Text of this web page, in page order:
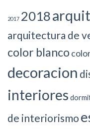
2017 2018
arquitectura de
color blanco
decoracion
interiores
de interiorismo